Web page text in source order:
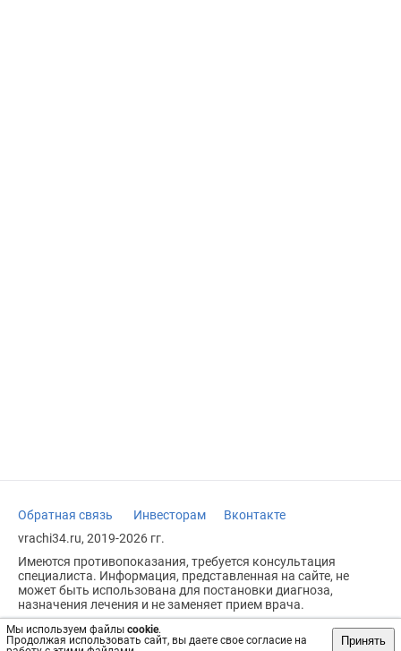
Мы используем файлы cookie.
Продолжая использовать сайт, вы даете свое согласие на
Принять
Обратная связь Инвесторам
Вконтакте
vrachi34.ru, 2019-2026 гг.
Имеются противопоказания, требуется консультация
специалиста. Информация, представленная на сайте, не
может быть использована для постановки диагноза,
назначения лечения и не заменяет прием врача.
Возрастное ограничение: 18+